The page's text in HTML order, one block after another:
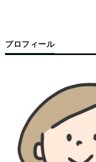
プロフィール